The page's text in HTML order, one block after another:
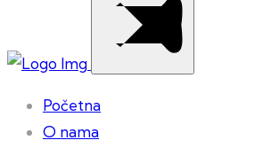
Početna
O nama